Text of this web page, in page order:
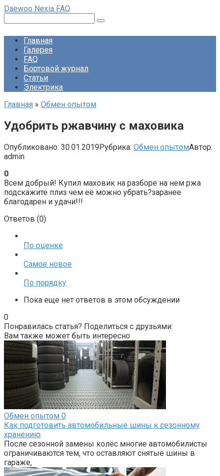
Перейти
контенту
Daewoo Nexia FAQ
Главная
Галерея
FAQ
Бортовой журнал
Статьи
Электрика
Главная » Обмен опытом
Удобрить ржавчину с маховика
Опубликовано: 30.01.2019Рубрика: Обмен опытомАвтор:
admin
0
Всем добрый! Купил маховик на разборе на нем ржа
подскажите плиз чем её можно убрать?заранее
благодарен и удачи!!!
Ответов (0)
По оценке
Самое новое
По порядку
Пока еще нет ответов в этом обсуждении
0
Понравилась статья? Поделиться с друзьями:
Вам также может быть интересно
Обмен опытом 0
Как подготовить автомобильные шины к сезонному
хранению
После сезонной замены колёс многие автомобилисты
ограничиваются тем, что оставляют снятые шины в
гараже,